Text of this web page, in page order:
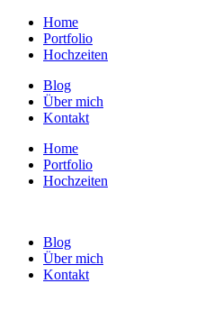
Home
Portfolio
Hochzeiten
Blog
Über mich
Kontakt
Home
Portfolio
Hochzeiten
Blog
Über mich
Kontakt